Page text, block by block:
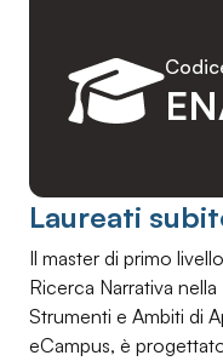
Laureati
Il master di primo
Ricerca Narrativa
Strumenti e Ambiti di
eCampus, è